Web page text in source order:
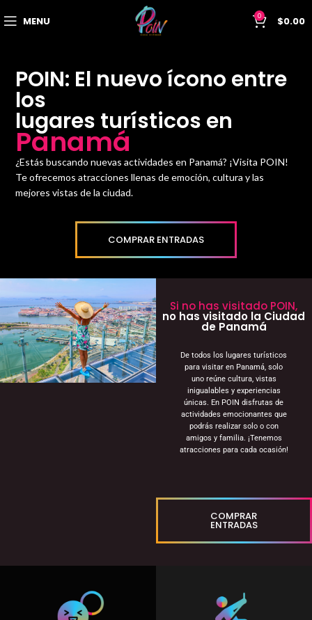
MENU 0 $0.00
POIN: El nuevo ícono entre
los
lugares turísticos en
Panamá
¿Estás buscando nuevas actividades en Panamá? ¡Visita POIN!
Te ofrecemos atracciones llenas de emoción, cultura y las
mejores vistas de la ciudad.
COMPRAR ENTRADAS
Si no has visitado POIN,
no has visitado la Ciudad
de Panamá
De todos los lugares turísticos
para visitar en Panamá, solo
uno reúne cultura, vistas
inigualables y experiencias
únicas. En POIN disfrutas de
actividades emocionantes que
podrás realizar solo o con
amigos y familia. ¡Tenemos
atracciones para cada ocasión!
COMPRAR
ENTRADAS